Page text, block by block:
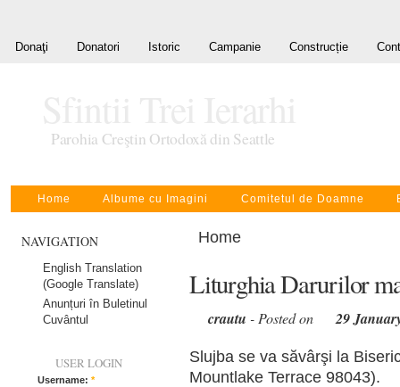
Donaţi Donatori Istoric Campanie Construcție
Parohia Creştin Ortodoxă din Seattle
Home Albume cu Imagini Comitetul de Doamne
NAVIGATION
English Translation
(Google Translate)
Anunțuri în Buletinul
Cuvântul
USER LOGIN
Username: *
Home
Liturghia Darurilor
crautu - Posted on 29
Slujba se va săvârşi la
Mountlake Terrace 98043).